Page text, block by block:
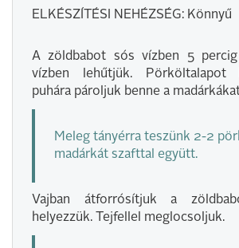
ELKÉSZÍTÉSI NEHÉZSÉG: Könnyű
A zöldbabot sós vízben 5
vízben lehűtjük. Pörköltalapot
puhára pároljuk benne a
Meleg tányérra teszünk 2-2
madárkát szafttal együtt.
Vajban átforrósítjuk a
helyezzük. Tejfellel meglocsoljuk.